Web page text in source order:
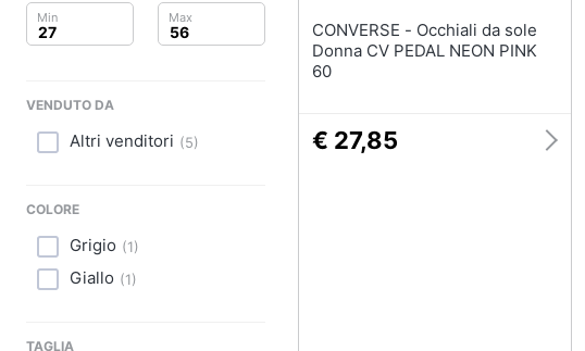
Salute e igiene
Giocattoli
Casalinghi
VENDUTO DA
Altri venditori (5)
COLORE
Grigio (1)
Giallo (1)
TAGLIA
CONVERSE - Occhiali da sole
Donna CV PEDAL NEON PINK
60
€ 27,85